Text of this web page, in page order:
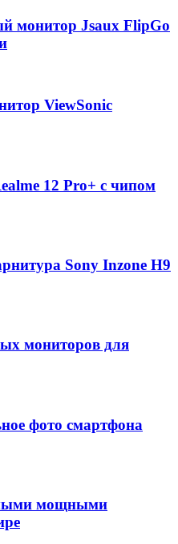
монитор Jsaux FlipGo
ViewSonic
12 Pro+ с чипом
Sony Inzone H9
мониторов для
фото смартфона
мощными